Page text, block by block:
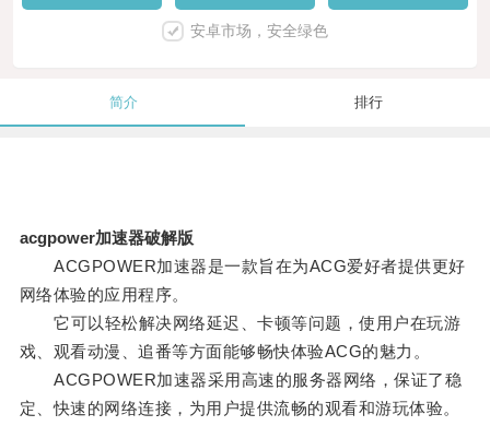
安卓市场，安全绿色
简介 排行
acgpower加速器破解版
ACGPOWER加速器是一款旨在为ACG爱好者提供更好
网络体验的应用程序。
它可以轻松解决网络延迟、卡顿等问题，使用户在玩游
戏、观看动漫、追番等方面能够畅快体验ACG的魅力。
ACGPOWER加速器采用高速的服务器网络，保证了稳
定、快速的网络连接，为用户提供流畅的观看和游玩体验。